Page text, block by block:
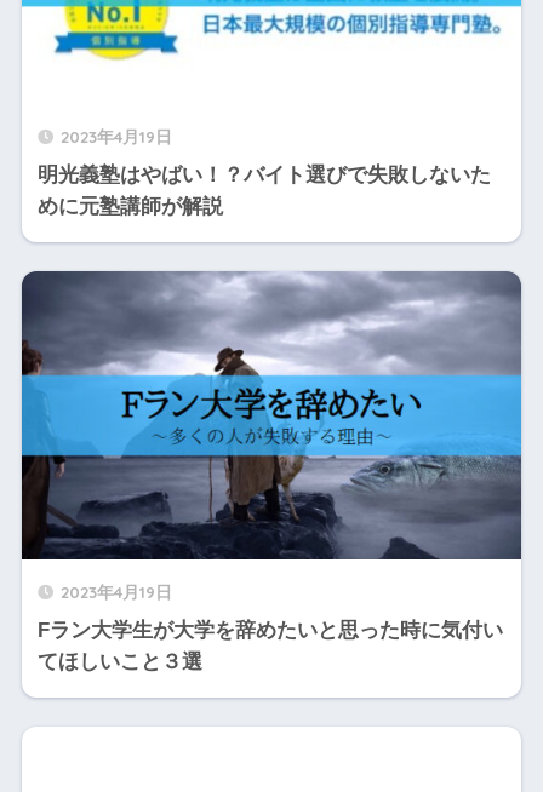
2023年4月19日
明光義塾はやばい！？バイト選びで失敗しないた
めに元塾講師が解説
2023年4月19日
Fラン大学生が大学を辞めたいと思った時に気付い
てほしいこと３選